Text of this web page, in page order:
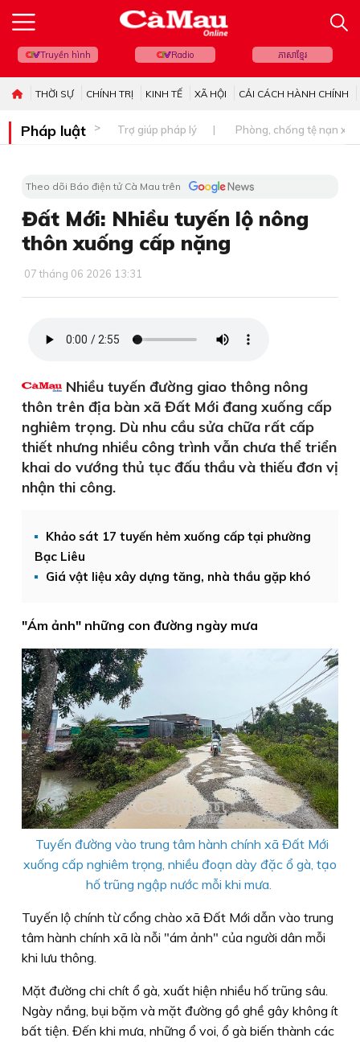
Truyền hình Radio ភាសាខ្មែរ
THỜI SỰ CHÍNH TRỊ KINH TẾ XÃ HỘI CẢI CÁCH HÀNH CHÍNH
Pháp luật Trợ giúp pháp lý Phòng, chống tệ nạn xã
Theo dõi Báo điện tử Cà Mau trên
Đất Mới: Nhiều tuyến lộ nông
thôn xuống cấp nặng
07 tháng 06 2026 13:31
Nhiều tuyến đường giao thông nông
thôn trên địa bàn xã Đất Mới đang xuống cấp
nghiêm trọng. Dù nhu cầu sửa chữa rất cấp
thiết nhưng nhiều công trình vẫn chưa thể triển
khai do vướng thủ tục đấu thầu và thiếu đơn vị
nhận thi công.
Khảo sát 17 tuyến hẻm xuống cấp tại phường
Bạc Liêu
Giá vật liệu xây dựng tăng, nhà thầu gặp khó
"Ám ảnh" những con đường ngày mưa
Tuyến đường vào trung tâm hành chính xã Đất Mới
xuống cấp nghiêm trọng, nhiều đoạn dày đặc ổ gà, tạo
hố trũng ngập nước mỗi khi mưa.
Tuyến lộ chính từ cổng chào xã Đất Mới dẫn vào trung
tâm hành chính xã là nỗi "ám ảnh" của người dân mỗi
khi lưu thông.
Mặt đường chi chít ổ gà, xuất hiện nhiều hố trũng sâu.
Ngày nắng, bụi bặm và mặt đường gồ ghề gây không ít
bất tiện. Đến khi mưa, những ổ voi, ổ gà biến thành các